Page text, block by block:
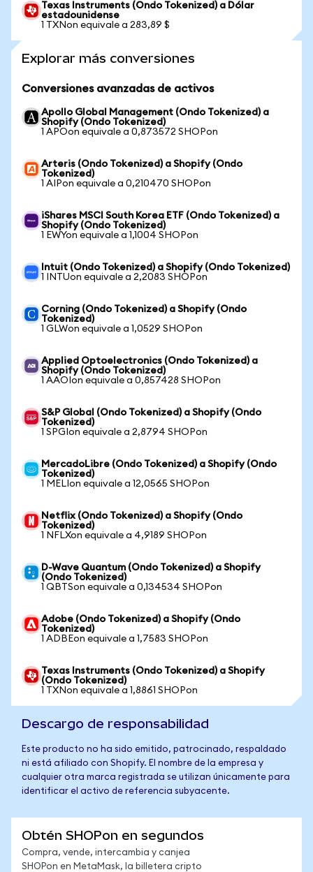
Texas Instruments (Ondo Tokenized) a Dólar
estadounidense
1 TXNon equivale a 283,89 $
Explorar más conversiones
Conversiones avanzadas de activos
Apollo Global Management (Ondo Tokenized) a
Shopify (Ondo Tokenized)
1 APOon equivale a 0,873572 SHOPon
Arteris (Ondo Tokenized) a Shopify (Ondo
Tokenized)
1 AIPon equivale a 0,210470 SHOPon
iShares MSCI South Korea ETF (Ondo Tokenized) a
Shopify (Ondo Tokenized)
1 EWYon equivale a 1,1004 SHOPon
Intuit (Ondo Tokenized) a Shopify (Ondo Tokenized)
1 INTUon equivale a 2,2083 SHOPon
Corning (Ondo Tokenized) a Shopify (Ondo
Tokenized)
1 GLWon equivale a 1,0529 SHOPon
Applied Optoelectronics (Ondo Tokenized) a
Shopify (Ondo Tokenized)
1 AAOIon equivale a 0,857428 SHOPon
S&P Global (Ondo Tokenized) a Shopify (Ondo
Tokenized)
1 SPGIon equivale a 2,8794 SHOPon
MercadoLibre (Ondo Tokenized) a Shopify (Ondo
Tokenized)
1 MELIon equivale a 12,0565 SHOPon
Netflix (Ondo Tokenized) a Shopify (Ondo
Tokenized)
1 NFLXon equivale a 4,9189 SHOPon
D-Wave Quantum (Ondo Tokenized) a Shopify
(Ondo Tokenized)
1 QBTSon equivale a 0,134534 SHOPon
Adobe (Ondo Tokenized) a Shopify (Ondo
Tokenized)
1 ADBEon equivale a 1,7583 SHOPon
Texas Instruments (Ondo Tokenized) a Shopify
(Ondo Tokenized)
1 TXNon equivale a 1,8861 SHOPon
Descargo de responsabilidad
Este producto no ha sido emitido, patrocinado, respaldado
ni está afiliado con Shopify. El nombre de la empresa y
cualquier otra marca registrada se utilizan únicamente para
identificar el activo de referencia subyacente.
Obtén SHOPon en segundos
Compra, vende, intercambia y canjea
SHOPon en MetaMask, la billetera cripto